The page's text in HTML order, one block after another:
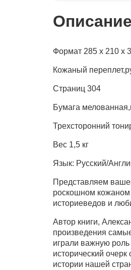
Описание
Формат 285 х 210 х
Кожаный
Страниц 304
Бумага
Трехсторонний
Вес 1,5 кг
Язык: Русский/
Представляем
роскошном кожаном
историеведов и
Автор книги,
произведения
играли важную
исторический
истории нашей